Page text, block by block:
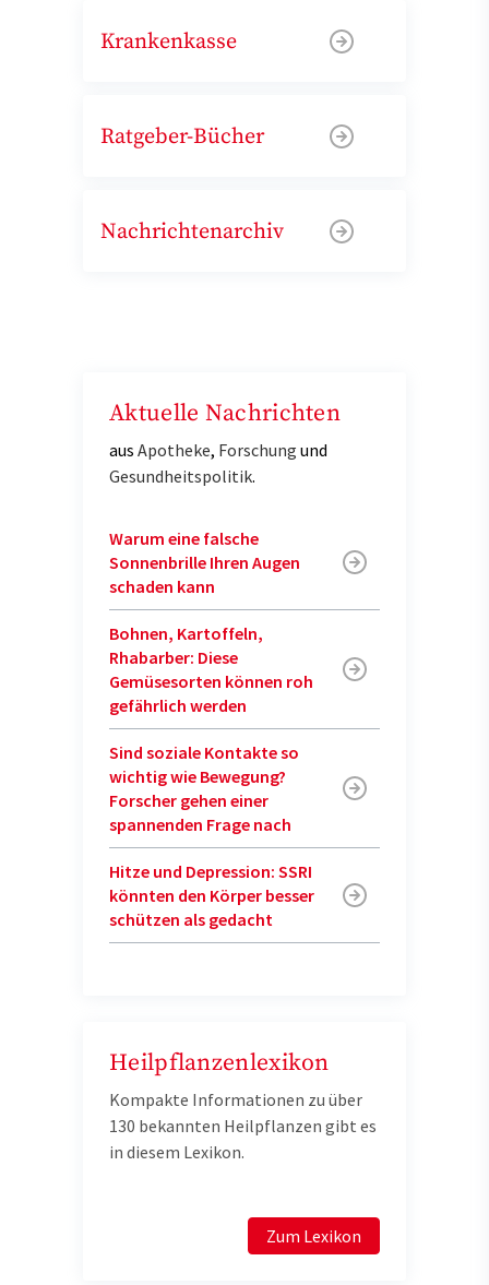
Krankenkasse
Ratgeber-Bücher
Nachrichtenarchiv
Aktuelle Nachrichten
aus Apotheke, Forschung und
Gesundheitspolitik.
Warum eine falsche
Sonnenbrille Ihren Augen
schaden kann
Bohnen, Kartoffeln,
Rhabarber: Diese
Gemüsesorten können roh
gefährlich werden
Sind soziale Kontakte so
wichtig wie Bewegung?
Forscher gehen einer
spannenden Frage nach
Hitze und Depression: SSRI
könnten den Körper besser
schützen als gedacht
Heilpflanzenlexikon
Kompakte Informationen zu über
130 bekannten Heilpflanzen gibt es
in diesem Lexikon.
Zum Lexikon